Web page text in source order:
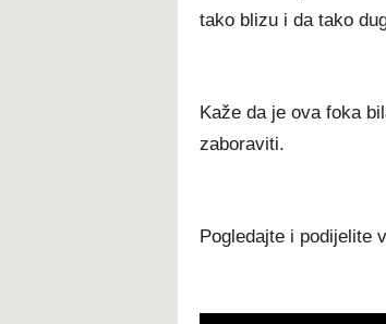
tako blizu i da tako
Kaže da je ova foka
zaboraviti.
Pogledajte i podijelite